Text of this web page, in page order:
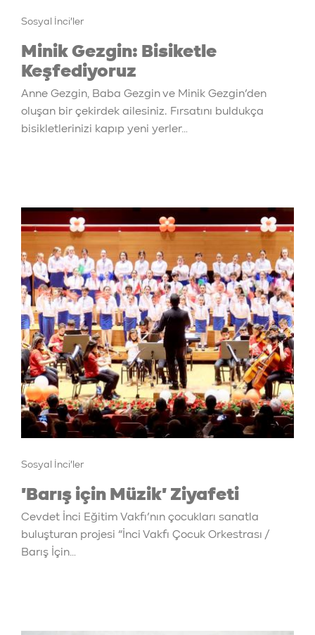
Sosyal İnci'ler
Minik Gezgin: Bisiketle
Keşfediyoruz
Anne Gezgin, Baba Gezgin ve Minik Gezgin’den
oluşan bir çekirdek ailesiniz. Fırsatını buldukça
bisikletlerinizi kapıp yeni yerler…
Sosyal İnci'ler
'Barış için Müzik' Ziyafeti
Cevdet İnci Eğitim Vakfı’nın çocukları sanatla
buluşturan projesi “İnci Vakfı Çocuk Orkestrası /
Barış İçin…